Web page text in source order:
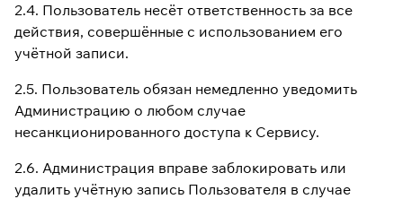
2.4. Пользователь несёт ответственность за все
действия, совершённые с использованием его
учётной записи.
2.5. Пользователь обязан немедленно уведомить
Администрацию о любом случае
несанкционированного доступа к Сервису.
2.6. Администрация вправе заблокировать или
удалить учётную запись Пользователя в случае